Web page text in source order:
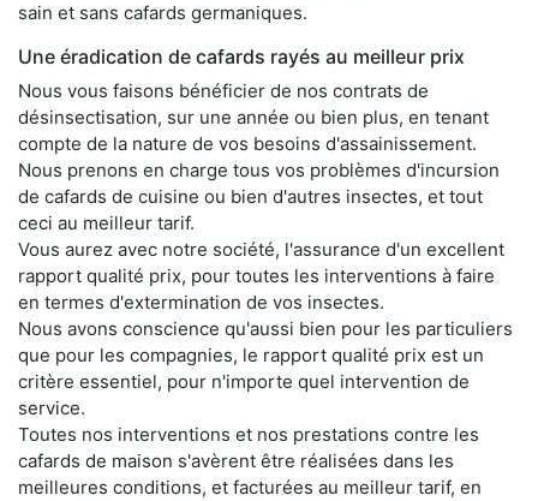
sain et sans cafards germaniques.
Une éradication de cafards rayés au meilleur prix
Nous vous faisons bénéficier de nos contrats de
désinsectisation, sur une année ou bien plus, en tenant
compte de la nature de vos besoins d'assainissement.
Nous prenons en charge tous vos problèmes d'incursion
de cafards de cuisine ou bien d'autres insectes, et tout
ceci au meilleur tarif.
Vous aurez avec notre société, l'assurance d'un excellent
rapport qualité prix, pour toutes les interventions à faire
en termes d'extermination de vos insectes.
Nous avons conscience qu'aussi bien pour les particuliers
que pour les compagnies, le rapport qualité prix est un
critère essentiel, pour n'importe quel intervention de
service.
Toutes nos interventions et nos prestations contre les
cafards de maison s'avèrent être réalisées dans les
meilleures conditions, et facturées au meilleur tarif, en